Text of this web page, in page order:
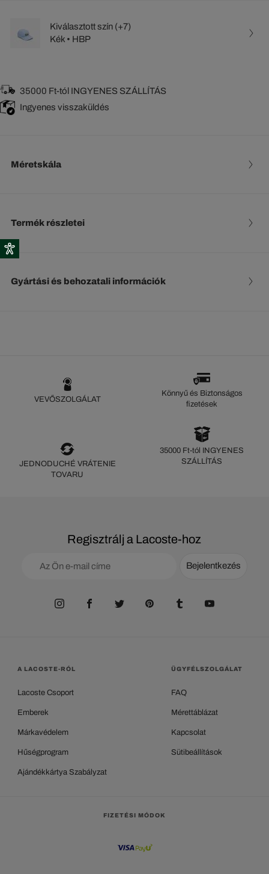
Kiválasztott szín (+7)
Kék • HBP
35000 Ft-tól INGYENES SZÁLLÍTÁS
Ingyenes visszaküldés
Méretskála
Termék részletei
Gyártási és behozatali információk
VEVŐSZOLGÁLAT
Könnyű és Biztonságos
fizetések
JEDNODUCHÉ VRÁTENIE
TOVARU
35000 Ft-tól INGYENES
SZÁLLÍTÁS
Regisztrálj a Lacoste-hoz
Bejelentkezés
A LACOSTE-RÓL
Lacoste Csoport
Emberek
Márkavédelem
Hűségprogram
Ajándékkártya Szabályzat
ÜGYFÉLSZOLGÁLAT
FAQ
Mérettáblázat
Kapcsolat
Sütibeállítások
FIZETÉSI MÓDOK